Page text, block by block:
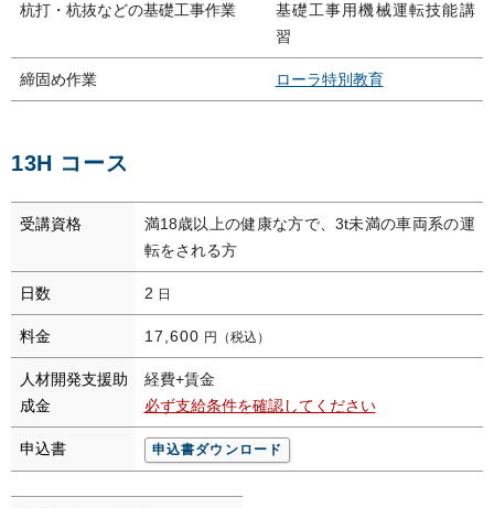
杭打・杭抜などの基礎工事作業
基礎工事用機械運転技能講
習
締固め作業 ローラ特別教育
13H コース
受講資格
満18歳以上の健康な方で、3t未満の車両系の運
転をされる方
日数 2 日
料金 17,600 円（税込）
人材開発支援助
成金
経費+賃金
必ず支給条件を確認してください
申込書 申込書ダウンロード